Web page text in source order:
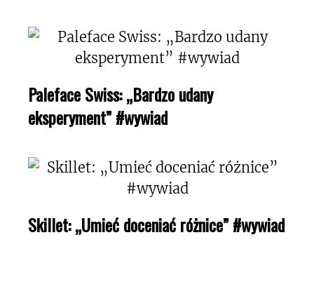
Paleface Swiss: „Bardzo udany
eksperyment” #wywiad
Skillet: „Umieć doceniać różnice” #wywiad